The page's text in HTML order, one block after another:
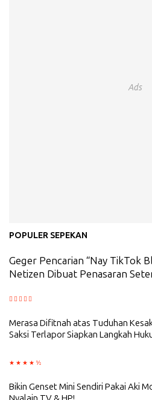
Ads
POPULER SEPEKAN
Geger Pencarian “Nay TikTok
Netizen Dibuat Penasaran
Merasa Difitnah atas Tuduhan
Saksi Terlapor Siapkan Langkah
Bikin Genset Mini Sendiri Pakai Aki